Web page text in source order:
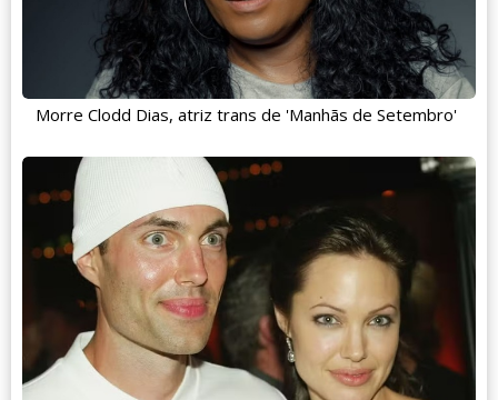
Morre Clodd Dias, atriz trans de 'Manhãs de Setembro'